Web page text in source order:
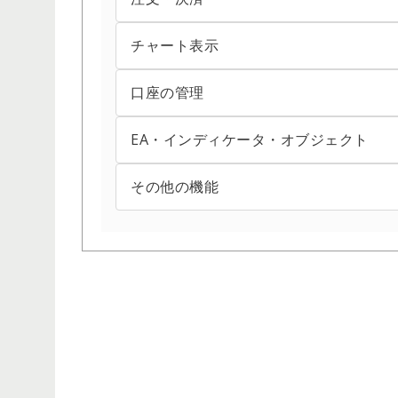
ツールバー内のボタンをカスタマイズする方法
ツールバー内の時間足をカスタマイズする方法
ダウンロード・インストールする方法（
ログインできない場合の対処方法
ログイン切り替え方法
ログイン方法
ティックチャートを表示・設定する方法
ポップアッププライスを表示・設定する方法
気配値表示に表示されている銘柄を変更する方
気配値表示の表示項目を変更する方法
IFO注文（イフダンオーシーオー注文）の仕方
スリッページの許容値を設定する方法
トレーリングストップ注文の仕方
ワンクリック成行注文の仕方
チャート表示
クロスヘアを表示・利用する方法
ステップバイステップ機能の利用方法
チャートが表示されない場合の対処方法
口座の管理
エクスポージャーを確認する方法
保有ポジション情報を確認する方法
EA・インディケータ・オブジェクト
EA・インディケータの設定を変更する方法
その他の機能